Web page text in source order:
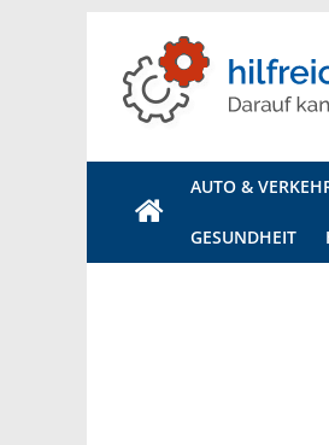
Tools
Ihr
Onlineportal
AUTO &
GESUNDHEIT